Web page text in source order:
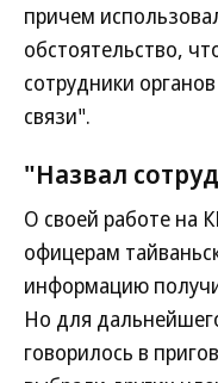
причем
обстоятельство,
сотрудники
связи".
"Назвал
О своей работе на
офицерам
информацию
Но для
говорилось в